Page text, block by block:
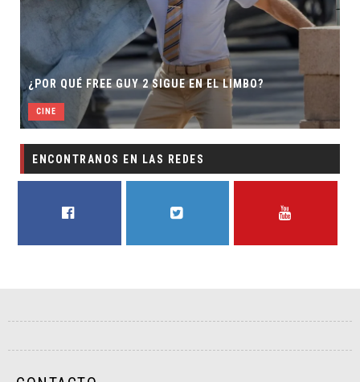
¿POR QUÉ FREE GUY 2 SIGUE EN EL LIMBO?
CINE
ENCONTRANOS EN LAS REDES